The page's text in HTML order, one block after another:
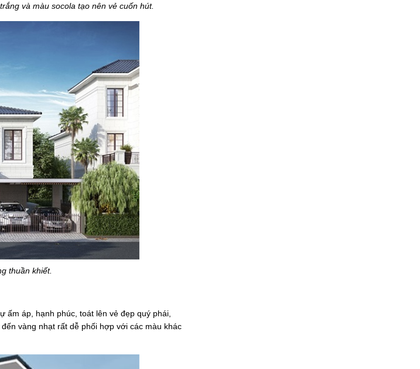
và màu socola tạo nên vẻ cuốn hút.
thuần khiết.
ấm áp, hạnh phúc, toát lên vẻ đẹp quý phái,
vàng nhạt rất dễ phối hợp với các màu khác